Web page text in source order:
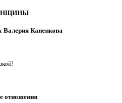
Валерия Каненкова
отношения